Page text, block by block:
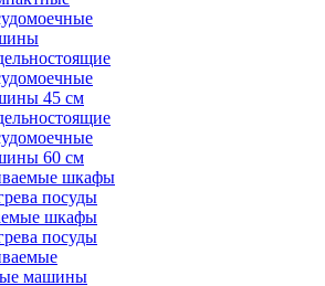
45 см
60 см
шкафы
посуды